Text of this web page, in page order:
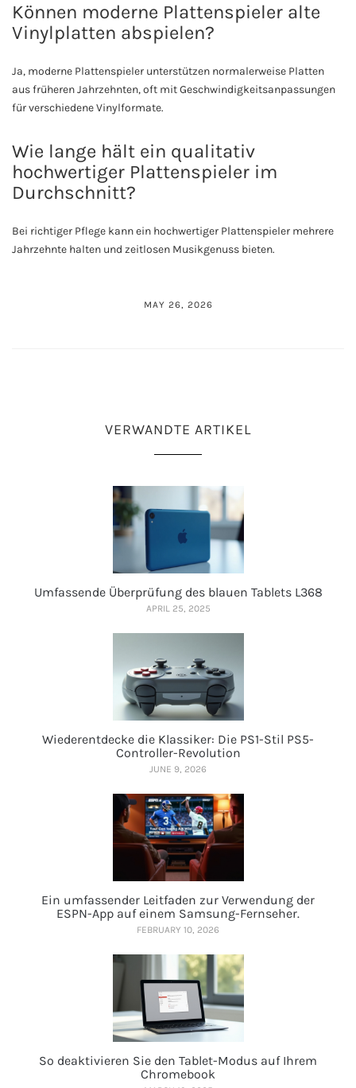
Können moderne Plattenspieler alte
Vinylplatten abspielen?
Ja, moderne Plattenspieler unterstützen normalerweise Platten
aus früheren Jahrzehnten, oft mit Geschwindigkeitsanpassungen
für verschiedene Vinylformate.
Wie lange hält ein qualitativ
hochwertiger Plattenspieler im
Durchschnitt?
Bei richtiger Pflege kann ein hochwertiger Plattenspieler mehrere
Jahrzehnte halten und zeitlosen Musikgenuss bieten.
MAY 26, 2026
VERWANDTE ARTIKEL
Umfassende Überprüfung des blauen Tablets L368
APRIL 25, 2025
Wiederentdecke die Klassiker: Die PS1-Stil PS5-
Controller-Revolution
JUNE 9, 2026
Ein umfassender Leitfaden zur Verwendung der
ESPN-App auf einem Samsung-Fernseher.
FEBRUARY 10, 2026
So deaktivieren Sie den Tablet-Modus auf Ihrem
Chromebook